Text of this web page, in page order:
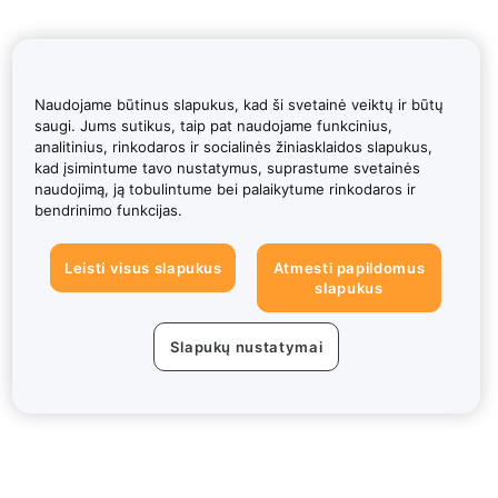
Naudojame būtinus slapukus, kad ši svetainė veiktų ir būtų
saugi. Jums sutikus, taip pat naudojame funkcinius,
analitinius, rinkodaros ir socialinės žiniasklaidos slapukus,
kad įsimintume tavo nustatymus, suprastume svetainės
naudojimą, ją tobulintume bei palaikytume rinkodaros ir
bendrinimo funkcijas.
Leisti visus slapukus
Atmesti papildomus
slapukus
Slapukų nustatymai